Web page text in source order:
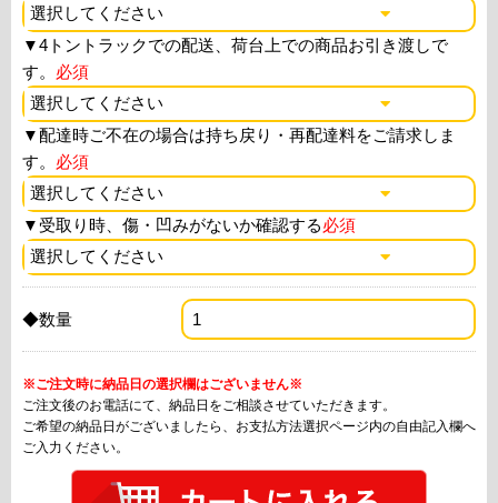
▼4トントラックでの配送、荷台上での商品お引き渡しで
す。 必須
▼配達時ご不在の場合は持ち戻り・再配達料をご請求しま
す。 必須
▼ 受取り時、傷・凹みがないか確認する必須
◆数量
※ご注文時に納品日の選択欄はございません※
ご注文後のお電話にて、納品日をご相談させていただきます。
ご希望の納品日がございましたら、お支払方法選択ページ内の自由記入欄へ
ご入力ください。